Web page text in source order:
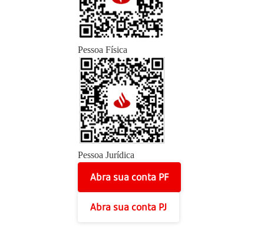
Pessoa Física
Pessoa Jurídica
Abra sua conta PF
Abra sua conta PJ